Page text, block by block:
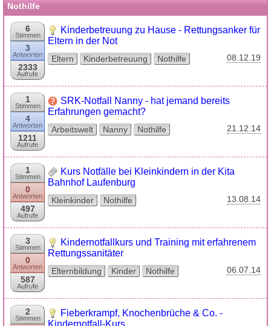
Nothilfe
6
Stimmen
3
Antworten
2333
Aufrufe
Kinderbetreuung zu Hause - Rettungsanker für
Eltern in der Not
Eltern Kinderbetreuung Nothilfe 08.12.19
1
Stimmen
4
Antworten
1211
Aufrufe
SRK-Notfall Nanny - hat jemand bereits
Erfahrungen gemacht?
Arbeitswelt Nanny Nothilfe 21.12.14
1
Stimmen
0
Antworten
497
Aufrufe
Kurs Notfälle bei Kleinkindern in der Kita
Bahnhof Laufenburg
Kleinkinder Nothilfe 13.08.14
3
Stimmen
0
Antworten
587
Aufrufe
Kindernotfallkurs und Training mit erfahrenem
Rettungssanitäter
Elternbildung Kinder Nothilfe 06.07.14
2
Stimmen
Fieberkrampf, Knochenbrüche & Co. -
Kindernotfall-Kurs